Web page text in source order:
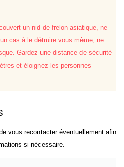
un nid de frelon asiatique, ne
cas à le détruire vous même, ne
Gardez une distance de sécurité
et éloignez les personnes
vous recontacter éventuellement afin
si nécessaire.